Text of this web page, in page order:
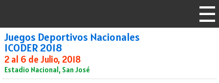
Juegos Deportivos Nacionales
ICODER 2018
2 al 6 de Julio, 2018
Estadio Nacional, San José